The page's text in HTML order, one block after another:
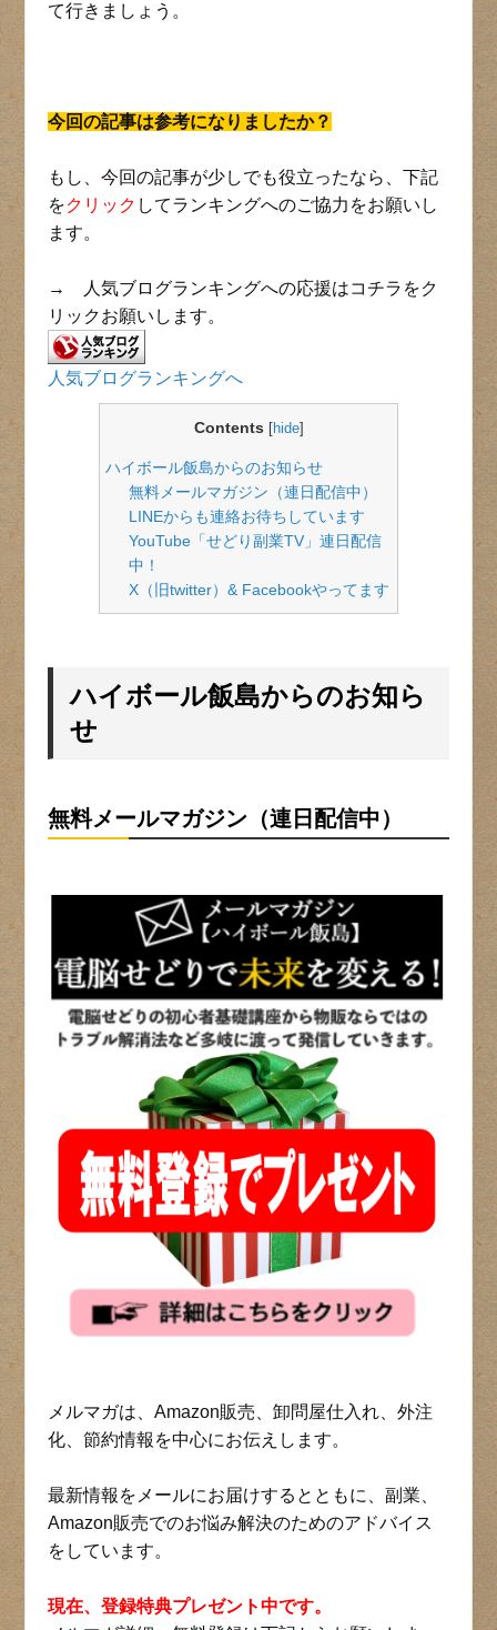
て行きましょう。
今回の記事は参考になりましたか？
もし、今回の記事が少しでも役立ったなら、下記
をクリック してランキングへのご協力をお願いし
ます。
→ 人気ブログランキングへの応援はコチラをク
リックお願いします。
人気ブログランキングへ
Contents hide]
ハイボール飯島からのお知らせ
無料メールマガジン（連日配信中）
LINEからも連絡お待ちしています
YouTube「せどり副業TV」連日配信
中！
X（旧twitter）& Facebookやってます
ハイボール飯島からのお知ら
せ
無料メールマガジン（連日配信中）
メルマガは、Amazon販売、卸問屋仕入れ、外注
化、節約情報を中心にお伝えします。
最新情報をメールにお届けするとともに、副業、
Amazon販売でのお悩み解決のためのアドバイス
をしています。
現在、登録特典プレゼント中です。